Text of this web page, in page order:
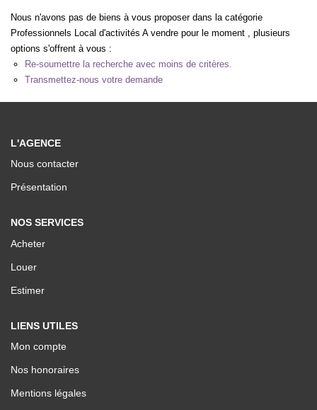
NOTRE AGENCE
Nous Contacter
Créer une alerte
Nous n'avons pas de biens à vous proposer dans la catégorie
Professionnels Local d'activités A vendre pour le moment , plusieurs
options s'offrent à vous :
Re-soumettre la recherche avec moins de critères.
Transmettez-nous votre demande
L'AGENCE
Nous contacter
Présentation
NOS SERVICES
Acheter
Louer
Estimer
LIENS UTILES
Mon compte
Nos honoraires
Mentions légales